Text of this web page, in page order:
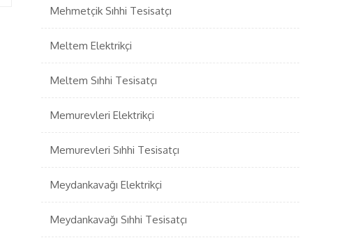
Mehmetçik Sıhhi Tesisatçı
Meltem Elektrikçi
Meltem Sıhhi Tesisatçı
Memurevleri Elektrikçi
Memurevleri Sıhhi Tesisatçı
Meydankavağı Elektrikçi
Meydankavağı Sıhhi Tesisatçı